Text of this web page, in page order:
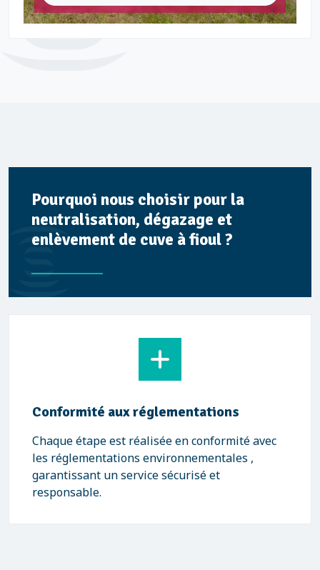
Pourquoi nous choisir pour la
neutralisation, dégazage et
enlèvement de cuve à fioul ?
Conformité aux réglementations
Chaque étape est réalisée en conformité avec
les réglementations environnementales ,
garantissant un service sécurisé et
responsable.